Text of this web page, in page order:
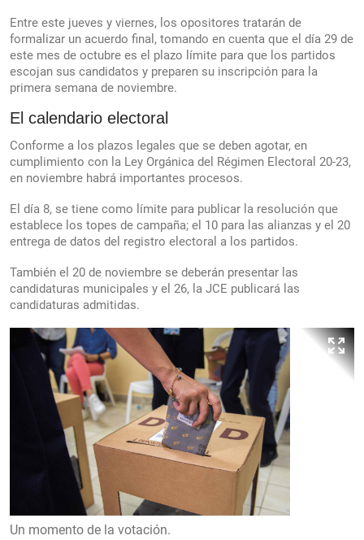
Entre este jueves y viernes, los opositores tratarán de
formalizar un acuerdo final, tomando en cuenta que el día 29 de
este mes de octubre es el plazo límite para que los partidos
escojan sus candidatos y preparen su inscripción para la
primera semana de noviembre.
El calendario electoral
Conforme a los plazos legales que se deben agotar, en
cumplimiento con la Ley Orgánica del Régimen Electoral 20-23,
en noviembre habrá importantes procesos.
El día 8, se tiene como límite para publicar la resolución que
establece los topes de campaña; el 10 para las alianzas y el 20
entrega de datos del registro electoral a los partidos.
También el 20 de noviembre se deberán presentar las
candidaturas municipales y el 26, la JCE publicará las
candidaturas admitidas.
Un momento de la votación.